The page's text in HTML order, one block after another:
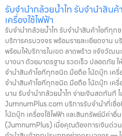
รับจำนำกล้วยน้ำไท รับจำนำสิน
เครื่องใช้ไฟฟ้า
รับจำนำกล้วยน้ำไท รับจำนำสินค้าไอทีทุ
บริการครบวงจร พร้อมรายละเอียดงาน
พร้อมให้บริการในเขต ลาดพร้าว แจ้งวัฒ
บางนา ด้วยมาตรฐาน รวดเร็ว ปลอดภัย
จำนำสินค้าไอทีทุกชนิด มือถือ โน้ตบุ๊ก เครื่
จำนำสินค้าไอทีทุกชนิด มือถือ โน้ตบุ๊ก เครื่
นาน รับจำนำกล้วยน้ำไท จ่ายเงินสดทันที
JumnumPlus.com บริการรับจำนำที่เชื่
โน้ตบุ๊ก เครื่องใช้ไฟฟ้า และสินทรัพย์มีค่าอื่
(JumnumPlus) เมื่อคุณต้องการเงินด่วน